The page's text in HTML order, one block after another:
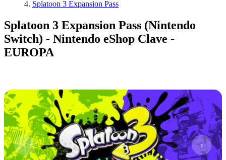
Splatoon 3 Expansion Pass
Splatoon 3 Expansion Pass (Nintendo
Switch) - Nintendo eShop Clave -
EUROPA